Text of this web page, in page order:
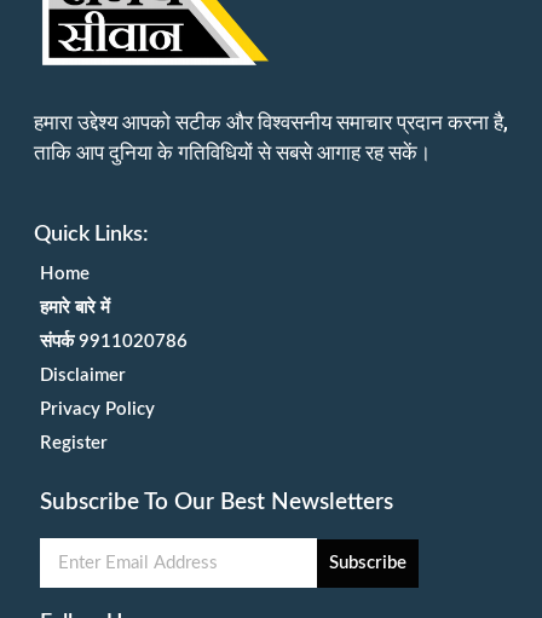
हमारा उद्देश्य आपको सटीक और विश्वसनीय समाचार प्रदान करना है,
ताकि आप दुनिया के गतिविधियों से सबसे आगाह रह सकें।
Quick Links:
Home
हमारे बारे में
संपर्क 9911020786
Disclaimer
Privacy Policy
Register
Subscribe To Our Best Newsletters
Subscribe